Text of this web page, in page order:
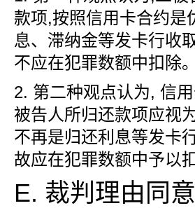
款项,按照信用卡合约是
息、滞纳金等发卡行收
不应在犯罪数额中扣除。
2. 第二种观点认为, 信
被告人所归还款项应视
不再是归还利息等发卡
故应在犯罪数额中予以
E. 裁判理由同